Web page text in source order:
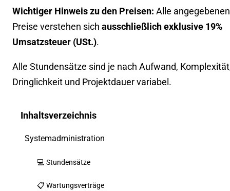
Wichtiger Hinweis zu den Preisen: Alle angegebenen
Preise verstehen sich ausschließlich exklusive 19%
Umsatzsteuer (USt.).
Alle Stundensätze sind je nach Aufwand,
Dringlichkeit und Projektdauer variabel.
Inhaltsverzeichnis
Systemadministration
💻 Stundensätze
📋 Wartungsverträge